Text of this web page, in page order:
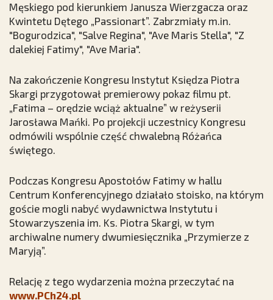
Męskiego pod kierunkiem Janusza Wierzgacza oraz
Kwintetu Dętego „Passionart”. Zabrzmiały m.in.
"Bogurodzica", "Salve Regina", "Ave Maris Stella", "Z
dalekiej Fatimy", "Ave Maria".
Na zakończenie Kongresu Instytut Księdza Piotra
Skargi przygotował premierowy pokaz filmu pt.
„Fatima – orędzie wciąż aktualne” w reżyserii
Jarosława Mańki. Po projekcji uczestnicy Kongresu
odmówili wspólnie część chwalebną Różańca
świętego.
Podczas Kongresu Apostołów Fatimy w hallu
Centrum Konferencyjnego działało stoisko, na którym
goście mogli nabyć wydawnictwa Instytutu i
Stowarzyszenia im. Ks. Piotra Skargi, w tym
archiwalne numery dwumiesięcznika „Przymierze z
Maryją”.
Relację z tego wydarzenia można przeczytać na
www.PCh24.pl